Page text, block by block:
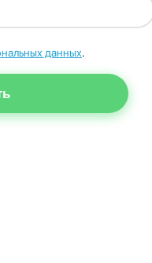
данных.